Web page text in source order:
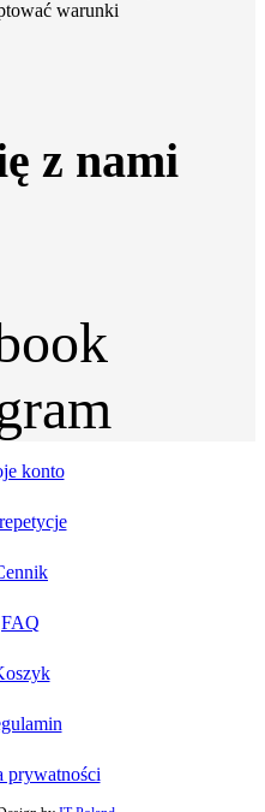
warunki
z nami
konto
FAQ
prywatności